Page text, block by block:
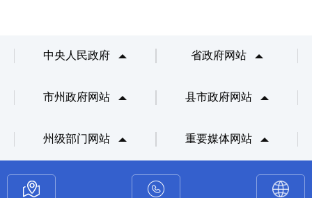
中央人民政府 省政府网站
市州政府网站 县市政府网站
州级部门网站 重要媒体网站